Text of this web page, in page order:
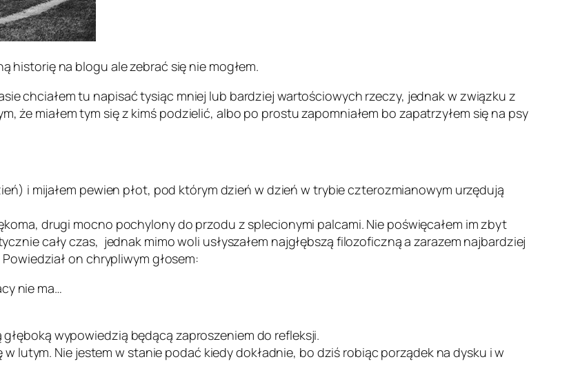
historię na blogu ale zebrać się nie mogłem.
chciałem tu napisać tysiąc mniej lub bardziej wartościowych rzeczy, jednak w związku z
że miałem tym się z kimś podzielić, albo po prostu zapomniałem bo zapatrzyłem się na psy
i mijałem pewien płot, pod którym dzień w dzień w trybie czterozmianowym urzędują
drugi mocno pochylony do przodu z splecionymi palcami. Nie poświęcałem im zbyt
cały czas, jednak mimo woli usłyszałem najgłębszą filozoficzną a zarazem najbardziej
on chrypliwym głosem:
nie ma…
wypowiedzią będącą zaproszeniem do refleksji.
lutym. Nie jestem w stanie podać kiedy dokładnie, bo dziś robiąc porządek na dysku i w